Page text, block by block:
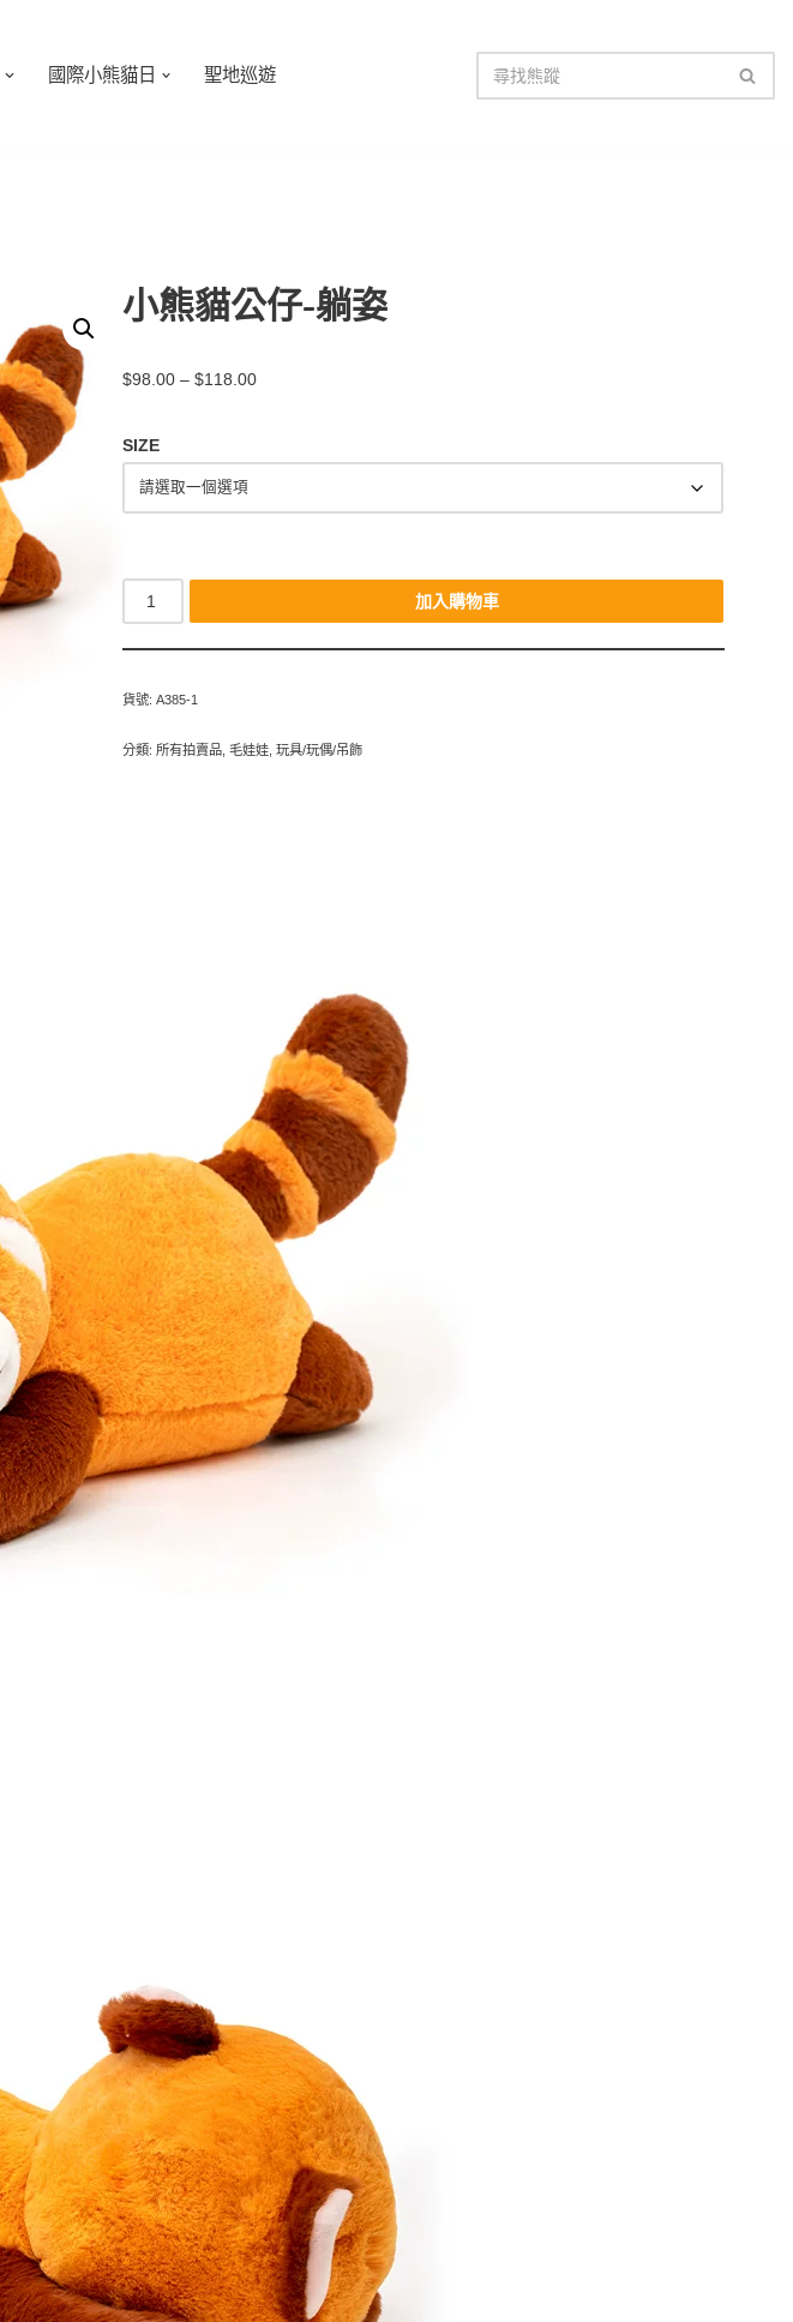
國際小熊貓日 聖地巡遊
小熊貓公仔-躺姿
$98.00 – $118.00
SIZE
加入購物車
貨號:A385-1
分類:所有拍賣品 ,毛娃娃 ,玩具/玩偶/吊飾